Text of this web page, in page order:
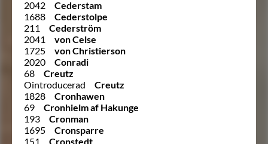
2042
Cederstam
1688
Cederstolpe
211
Cederström
2041
von Celse
1725
von Christierson
2020
Conradi
68
Creutz
Ointroducerad
Creutz
1828
Cronhawen
69
Cronhielm af Hakunge
193
Cronman
1695
Cronsparre
151
Cronstedt